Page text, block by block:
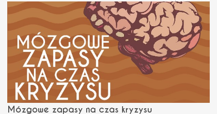
Mózgowe zapasy na czas kryzysu